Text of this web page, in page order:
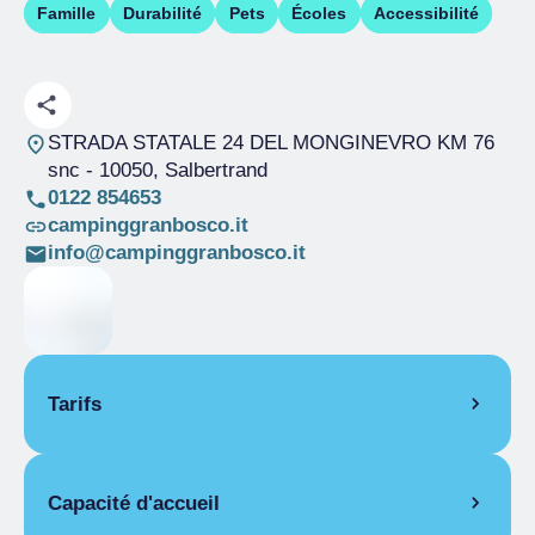
Famille Durabilité Pets Écoles Accessibilité
STRADA STATALE 24 DEL MONGINEVRO KM 76
snc - 10050, Salbertrand
0122 854653
campinggranbosco.it
info@campinggranbosco.it
Tarifs
Saison unique
Capacité d'accueil